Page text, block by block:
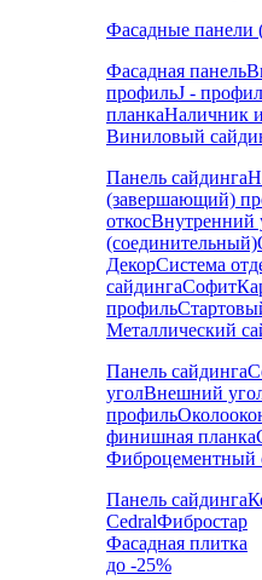
Фасадные панели
Фасадная панель
профильJ -
планкаНаличник
Виниловый
Панель сайдинга
(завершающий)
откосВнутренний
(соединительный)
ДекорСистема
сайдингаСофит
профиль
Металлический
Панель сайдинга
уголВнешний
профиль
финишная планка
Фиброцементный
Панель сайдинга
CedralФибростар
Фасадная плитка
до -25%